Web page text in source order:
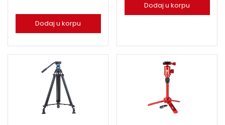
Dodaj u korpu
Dodaj u korpu